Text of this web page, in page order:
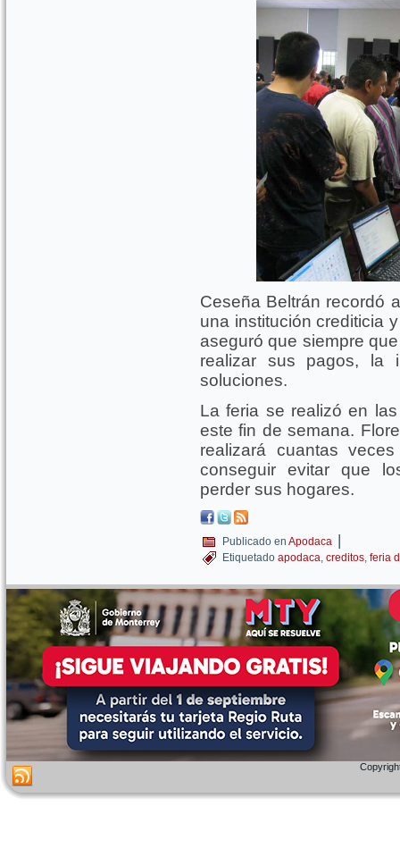
Ceseña Beltrán recordó
una institución crediticia
aseguró que siempre
realizar sus pagos, la
soluciones.
La feria se realizó en
este fin de semana.
realizará cuantas
conseguir evitar que
perder sus hogares.
Publicado en Apodaca |
Etiquetado apodaca, creditos, feria